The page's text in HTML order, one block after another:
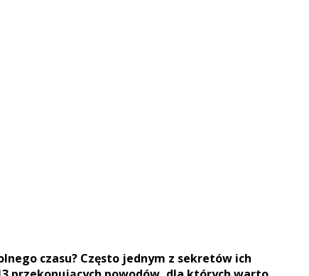
czasu? Często jednym z sekretów ich